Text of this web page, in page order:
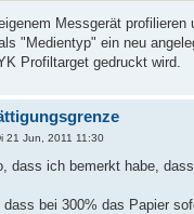
Messgerät
"Medientyp" ein neu
Profiltarget gedruckt wird.
21 Jun, 2011 11:30
dass ich bemerkt habe,
bei 300% das Papier